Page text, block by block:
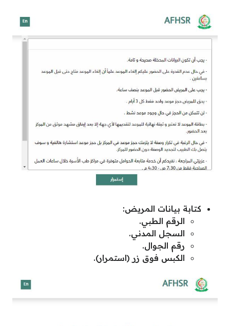
كتابة بيانات المريض:
الرقم الطبي.
السجل المدني.
رقم الجوال.
الكبس فوق زر (استمرار).